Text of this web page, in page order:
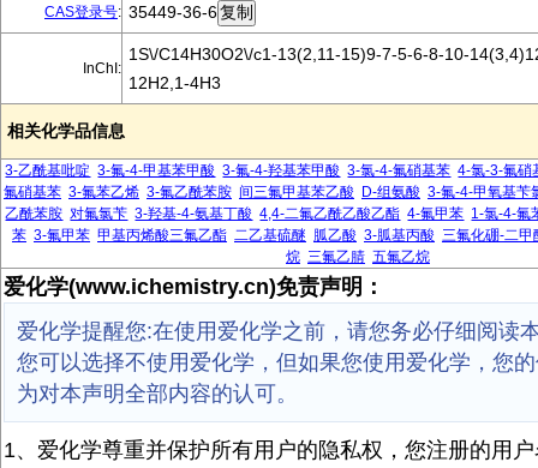
CAS登录号: 35449-36-6
InChI:
1S\/C14H30O2\/c1-13(2,11-15)9-7-5-6-8-10-
12H2,1-4H3
相关化学品信息
3-乙酰基吡啶 3-氟-4-甲基苯甲酸 3-氟-4-羟基苯甲酸 3-氯-4-氟硝基苯 4-氯-3-氟硝
氟硝基苯 3-氟苯乙烯 3-氟乙酰苯胺 间三氟甲基苯乙酸 D-组氨酸 3-氟-4-甲氧基苄
乙酰苯胺 对氟氯苄 3-羟基-4-氨基丁酸 4,4-二氟乙酰乙酸乙酯 4-氟甲苯 1-氯-4-氟
苯 3-氟甲苯 甲基丙烯酸三氟乙酯 二乙基硫醚 胍乙酸 3-胍基丙酸 三氟化硼-二甲
烷 三氟乙腈 五氟乙烷
爱化学(www.ichemistry.cn)免责声明：
爱化学提醒您:在使用爱化学之前，请您务必仔细阅读
您可以选择不使用爱化学，但如果您使用爱化学，您
为对本声明全部内容的认可。
1、爱化学尊重并保护所有用户的隐私权，您注册的用